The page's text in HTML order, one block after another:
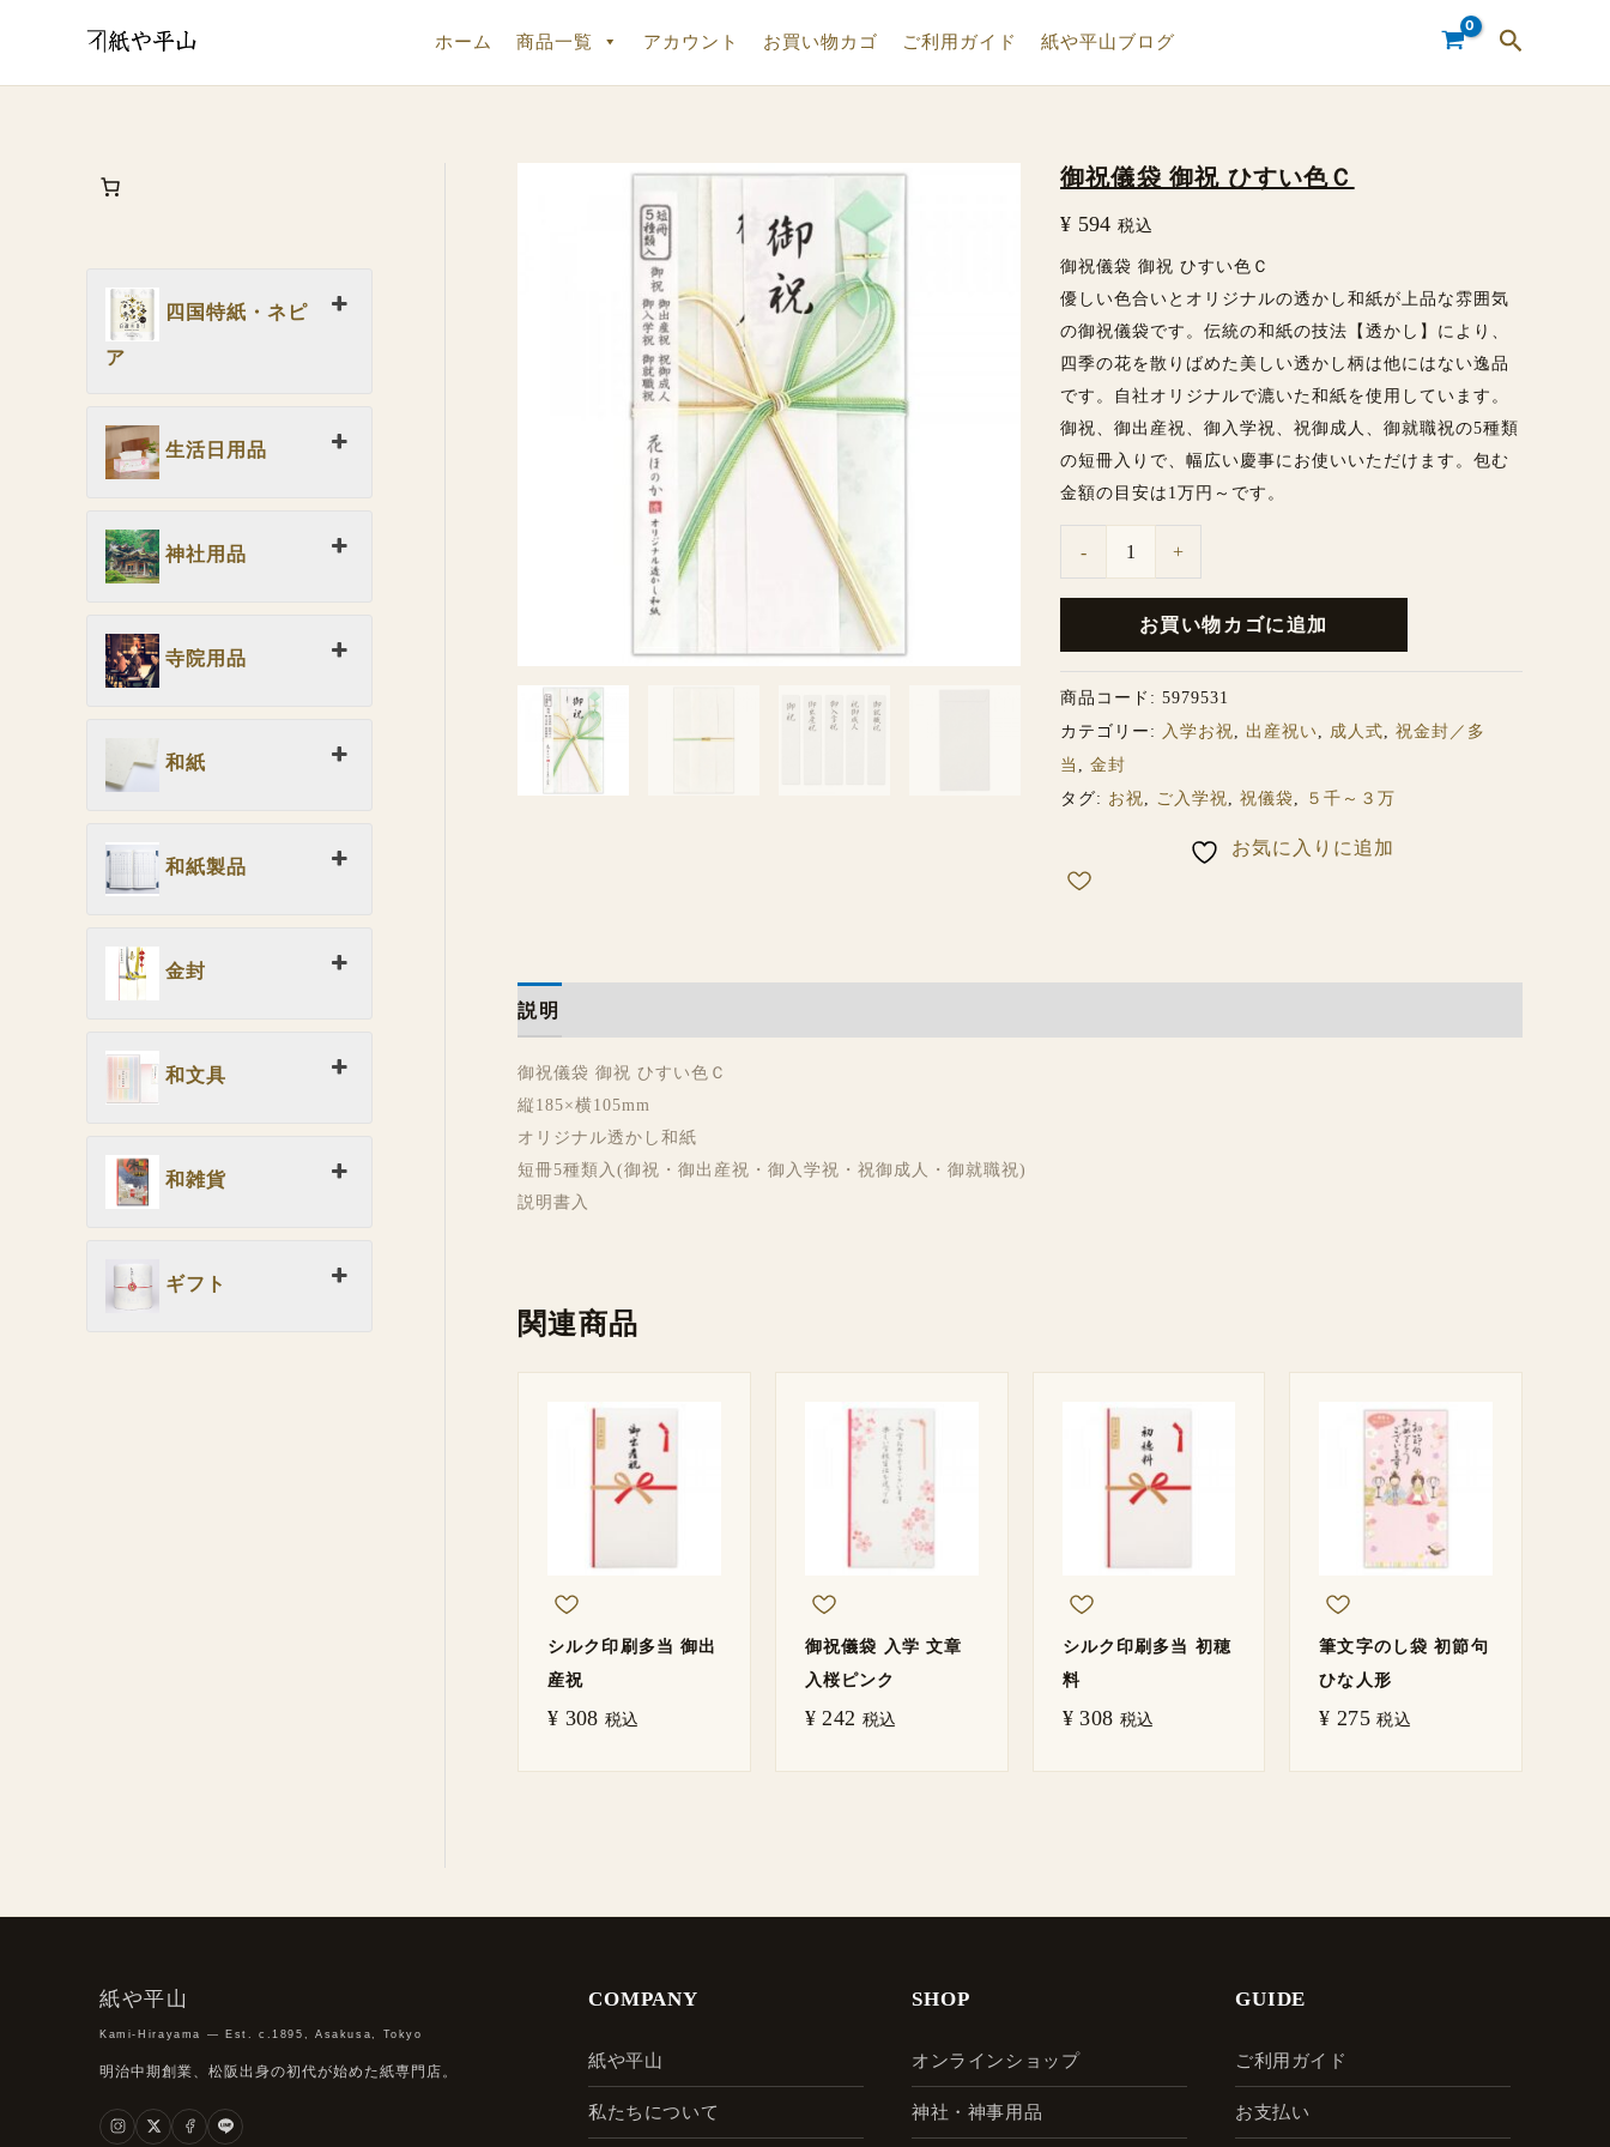
ホーム 商品一覧 アカウント お買い物カゴ ご利用ガイド 紙や平山ブログ
検
四国特紙・ネピ
ア
生活日用品
神社用品
寺院用品
和紙
和紙製品
金封
和文具
和雑貨
ギフト
御祝儀袋 御祝 ひすい色Ｃ
¥ 594 税込
御祝儀袋 御祝 ひすい色Ｃ
優しい色合いとオリジナルの透かし和紙が上品な雰囲気
の御祝儀袋です。伝統の和紙の技法【透かし】により、
四季の花を散りばめた美しい透かし柄は他にはない逸品
です。自社オリジナルで漉いた和紙を使用しています。
御祝、御出産祝、御入学祝、祝御成人、御就職祝の5種類
の短冊入りで、幅広い慶事にお使いいただけます。包む
金額の目安は1万円～です。
-
御
祝
儀
袋
御
祝
ひ
い
色
個
+
お買い物カゴに追加
商品コード:5979531
カテゴリー:
入学お祝 出産祝い 成人式 ,祝金封／多
当
,金封
タグ: お祝 ご入学祝 ,祝儀袋 ５千～３万
お気に入りに追加
説明
御祝儀袋 御祝 ひすい色Ｃ
縦185×横105mm
オリジナル透かし和紙
短冊5種類入(御祝・御出産祝・御入学祝・祝御成人・御就職祝)
説明書入
関連商品
シルク印刷多当 御出
産祝
¥ 308 税込
御祝儀袋 入学 文章
入桜ピンク
¥ 242 税込
シルク印刷多当 初穂
料
¥308 税込
筆文字のし袋 初節句
ひな人形
¥ 275 税込
紙や平山
Kami-Hirayama — Est. c.1895, Asakusa, Tokyo
明治中期創業、松阪出身の初代が始めた紙専門店。
COMPANY
紙や平山
私たちについて
SHOP
オンラインショップ
神社・神事用品
GUIDE
ご利用ガイド
お支払い